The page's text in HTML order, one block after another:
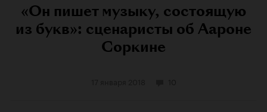
«Он пишет музыку, состоящую
из букв»: cценаристы об Аароне
Соркине